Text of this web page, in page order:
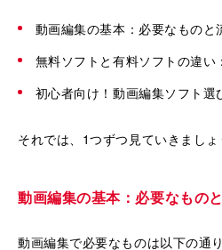
動画編集の基本：必要なものと
無料ソフトと有料ソフトの違い
初心者向け！動画編集ソフト選
それでは、1つずつ見ていきましょ
動画編集の基本：必要なもの
動画編集で必要なものは以下の通り